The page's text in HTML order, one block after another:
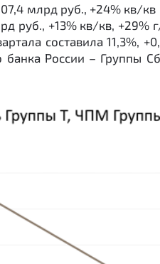
млрд руб., +24% кв/
руб., +13% кв/кв,
составила
России – Группы